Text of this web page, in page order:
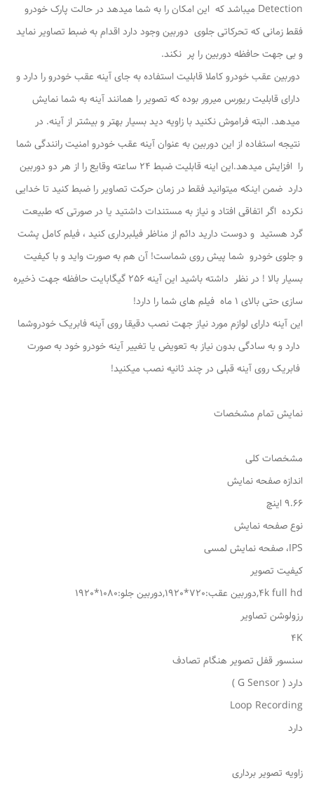
Detection میباشد که این امکان را به شما میدهد در حالت پارک خودرو
فقط زمانی که تحرکاتی جلوی دوربین وجود دارد اقدام به ضبط تصاویر نماید
و بی جهت حافظه دوربین را پر نکند.
دوربین عقب خودرو کاملا قابلیت استفاده به جای آینه عقب خودرو را دارد و
دارای قابلیت ریورس میرور بوده که تصویر را همانند آینه به شما نمایش
میدهد. البته فراموش نکنید با زاویه دید بسیار بهتر و بیشتر از آینه. در
نتیجه استفاده از این دوربین به عنوان آینه عقب خودرو امنیت رانندگی شما
را افزایش میدهد.این اینه قابلیت ضبط 24 ساعته وقایع را از هر دو دوربین
دارد ضمن اینکه میتوانید فقط در زمان حرکت تصاویر را ضبط کنید تا خدایی
نکرده اگر اتفاقی افتاد و نیاز به مستندات داشتید یا در صورتی که طبیعت
گرد هستید و دوست دارید دائم از مناظر فیلبرداری کنید ، فیلم کامل پشت
و جلوی خودرو شما پیش روی شماست! آن هم به صورت واید و با کیفیت
بسیار بالا ! در نظر داشته باشید این آینه 256 گیگابایت حافظه جهت ذخیره
سازی حتی بالای 1 ماه فیلم های شما را دارد!
این آینه دارای لوازم مورد نیاز جهت نصب دقیقا روی آینه فابریک خودروشما
دارد و به سادگی بدون نیاز به تعویض یا تغییر آینه خودرو خود به صورت
فابریک روی آینه قبلی در چند ثانیه نصب میکنید!
نمایش تمام مشخصات
مشخصات کلی
اندازه صفحه نمایش
9.66 اینچ
نوع صفحه نمایش
IPS، صفحه نمایش لمسی
کیفیت تصویر
4k full hd,دوربین عقب:720*1920,دوربین جلو:1080*1920
رزولوشن تصاویر
4K
سنسور قفل تصویر هنگام تصادف
دارد ( G Sensor )
Loop Recording
دارد
زاویه تصویر برداری